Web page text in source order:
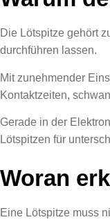
Die Lötspitze gehört
durchführen lassen.
Mit zunehmender
Kontaktzeiten,
Gerade in der
Lötspitzen für
Woran
Eine Lötspitze muss